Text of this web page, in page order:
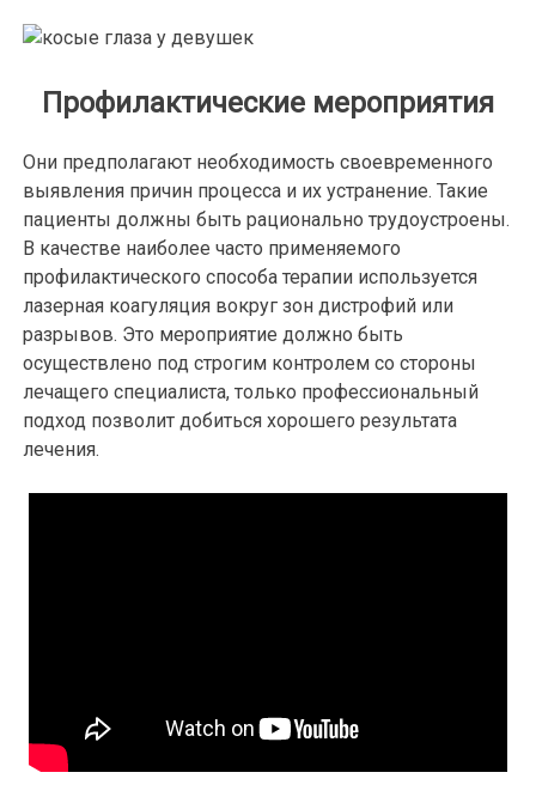
Профилактические мероприятия
Они предполагают необходимость своевременного
выявления причин процесса и их устранение. Такие
пациенты должны быть рационально трудоустроены.
В качестве наиболее часто применяемого
профилактического способа терапии используется
лазерная коагуляция вокруг зон дистрофий или
разрывов. Это мероприятие должно быть
осуществлено под строгим контролем со стороны
лечащего специалиста, только профессиональный
подход позволит добиться хорошего результата
лечения.